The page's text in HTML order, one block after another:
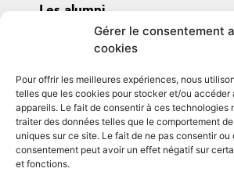
Gérer le consentement
cookies
Pour offrir les meilleures expériences, nous
telles que les cookies pour stocker et/ou accéder
appareils. Le fait de consentir à ces technologies
traiter des données telles que le comportement
uniques sur ce site. Le fait de ne pas consentir ou
consentement peut avoir un effet négatif sur
et fonctions.
Les alumni
Assomption ensemble
Témoignages et actualités